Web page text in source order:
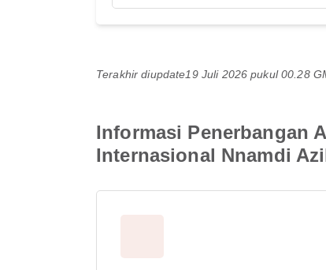
Terakhir diupdate19 Juli 2026 pukul 00.28
Informasi Penerbangan
Internasional Nnamdi